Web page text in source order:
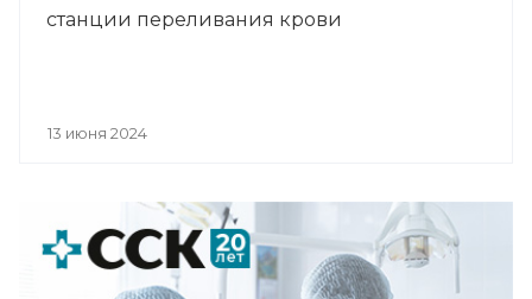
станции переливания крови
13 июня 2024